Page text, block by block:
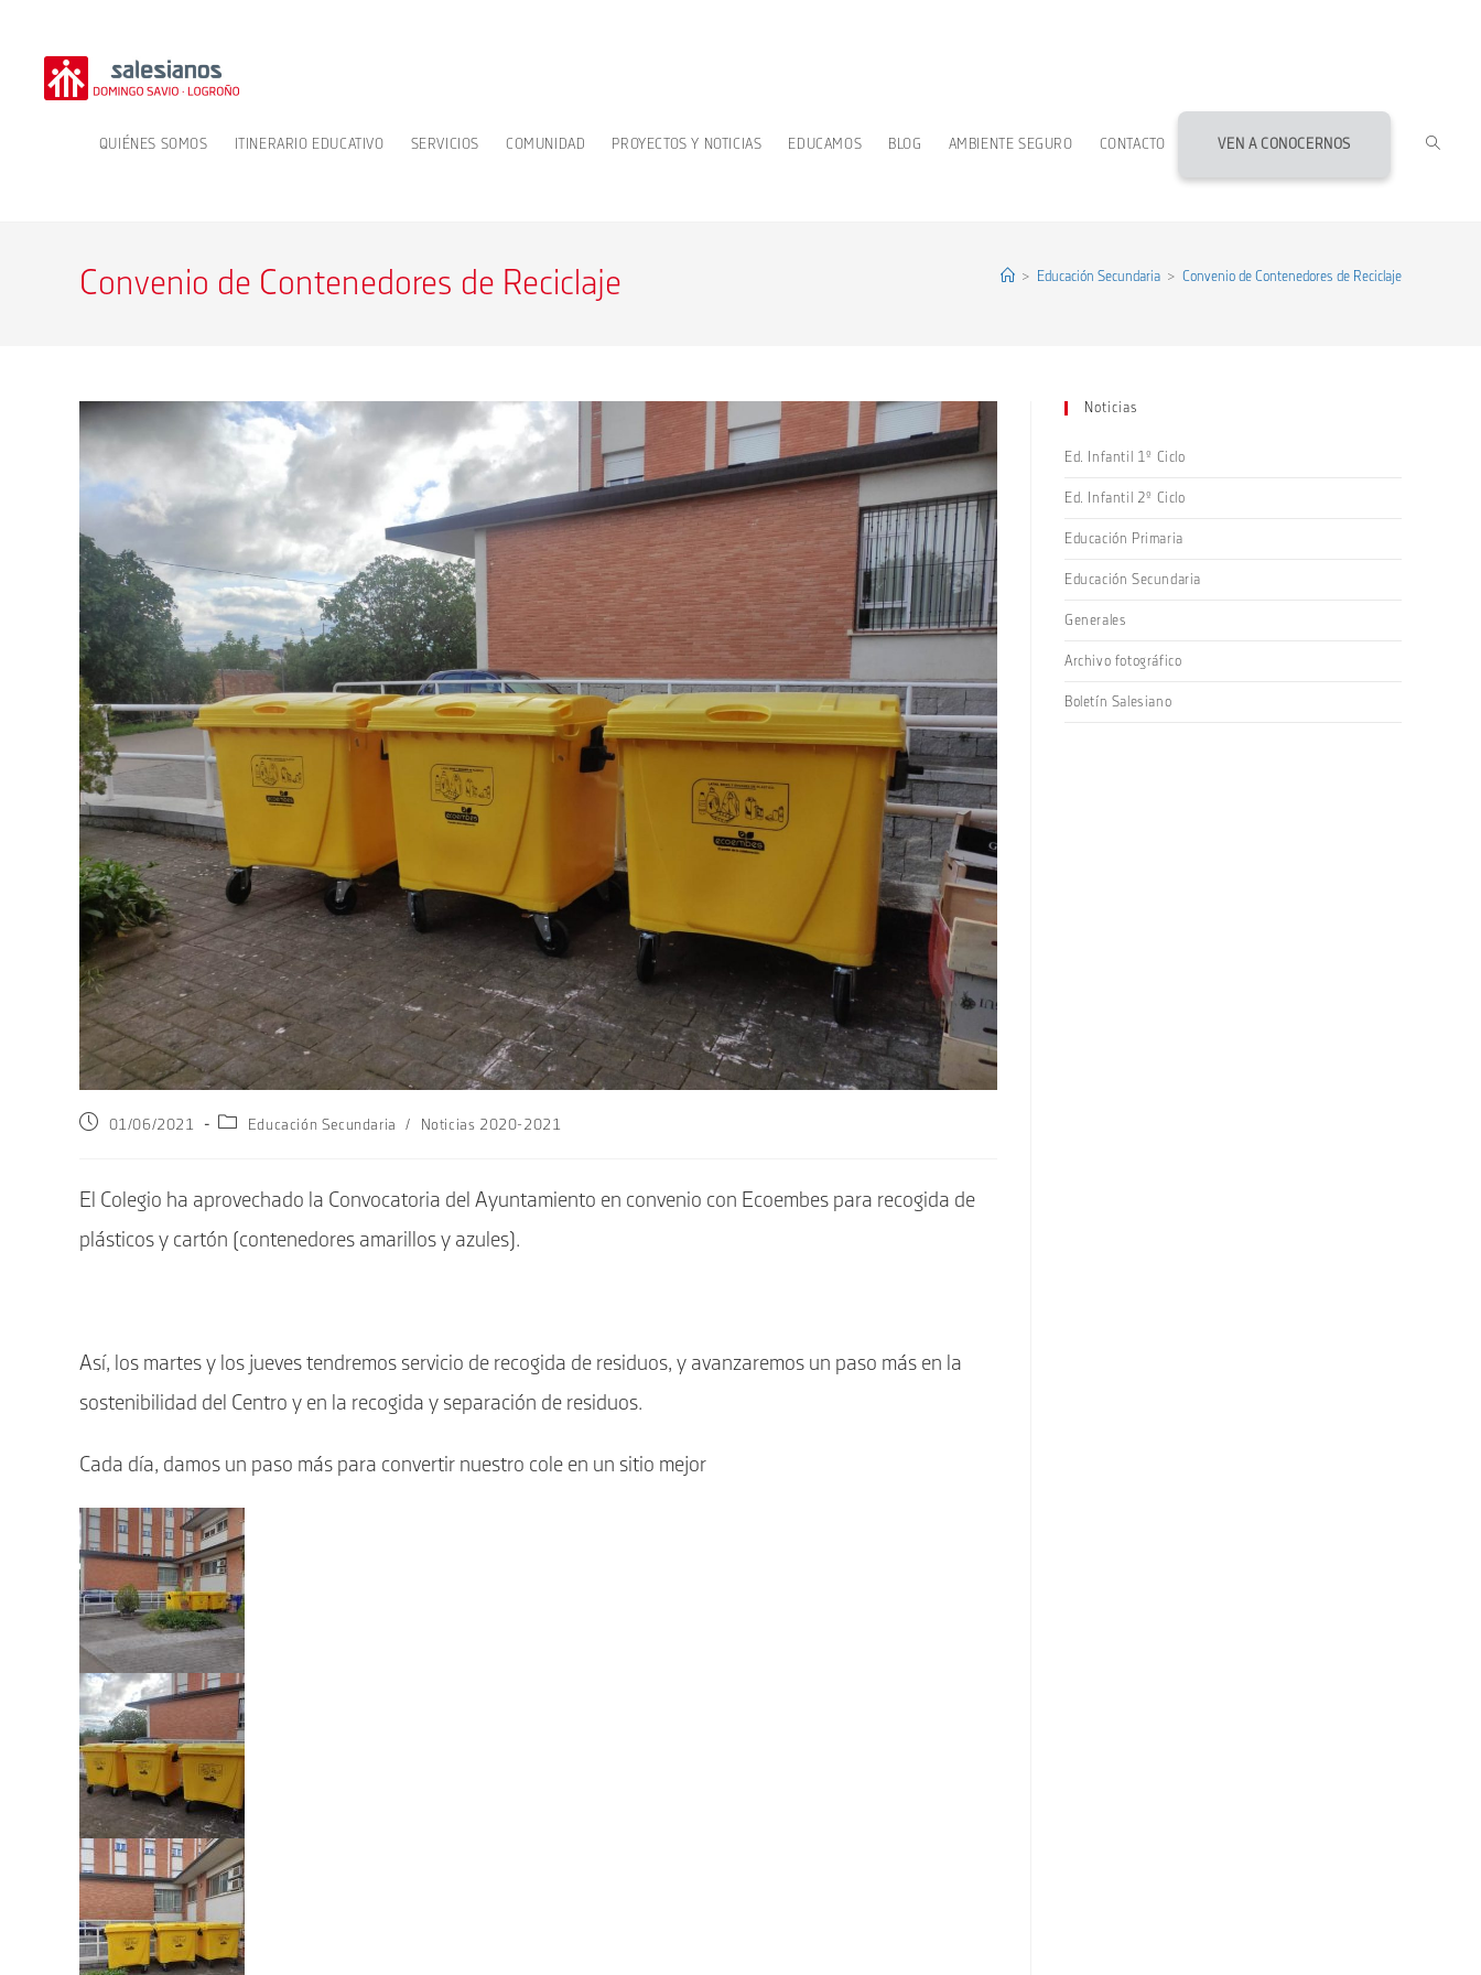
contenido
QUIÉNES SOMOS ITINERARIO EDUCATIVO SERVICIOS COMUNIDAD PROYECTOS Y NOTICIAS EDUCAMOS BLOG AMBIENTE SEGURO CONTACTO VEN A CONOCERNOS
Convenio de Contenedores de Reciclaje > Educación Secundaria > Convenio de Contenedores de Reciclaje
Publicación
01/06/2021
CategoríaEducación Secundaria / Noticias 2020-2021
El Colegio ha aprovechado la Convocatoria del Ayuntamiento en convenio con Ecoembes para recogida de
plásticos y cartón (contenedores amarillos y azules).
Así, los martes y los jueves tendremos servicio de recogida de residuos, y avanzaremos un paso más en la
sostenibilidad del Centro y en la recogida y separación de residuos.
Cada día, damos un paso más para convertir nuestro cole en un sitio mejor
Noticias
Ed. Infantil 1º Ciclo
Ed. Infantil 2º Ciclo
Educación Primaria
Educación Secundaria
Generales
Archivo fotográfico
Boletín Salesiano